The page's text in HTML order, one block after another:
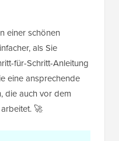
einer schönen
als Sie
für-Schritt-Anleitung
eine ansprechende
die auch vor dem
🚀